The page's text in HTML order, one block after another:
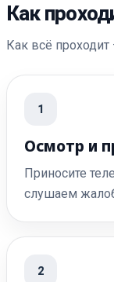
Как
Как всё
1
Осмотр и
Приносите
слушаем
2